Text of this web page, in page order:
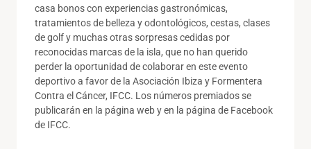
casa bonos con experiencias gastronómicas,
tratamientos de belleza y odontológicos, cestas, clases
de golf y muchas otras sorpresas cedidas por
reconocidas marcas de la isla, que no han querido
perder la oportunidad de colaborar en este evento
deportivo a favor de la Asociación Ibiza y Formentera
Contra el Cáncer, IFCC. Los números premiados se
publicarán en la página web y en la página de Facebook
de IFCC.